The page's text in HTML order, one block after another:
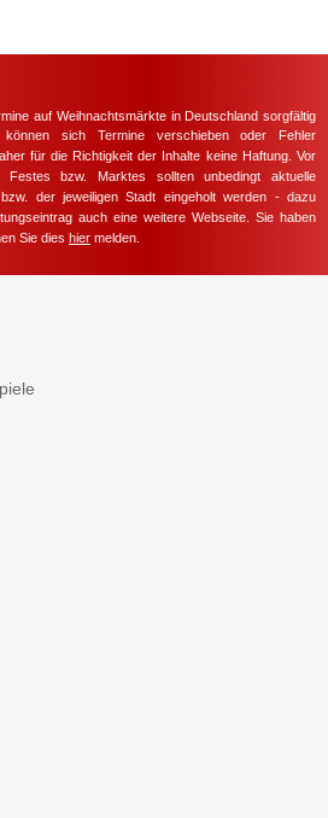
auf Weihnachtsmärkte in Deutschland sorgfältig
können sich Termine verschieben oder Fehler
für die Richtigkeit der Inhalte keine Haftung. Vor
Festes bzw. Marktes sollten unbedingt aktuelle
der jeweiligen Stadt eingeholt werden - dazu
auch eine weitere Webseite. Sie haben
Sie dies hier melden.